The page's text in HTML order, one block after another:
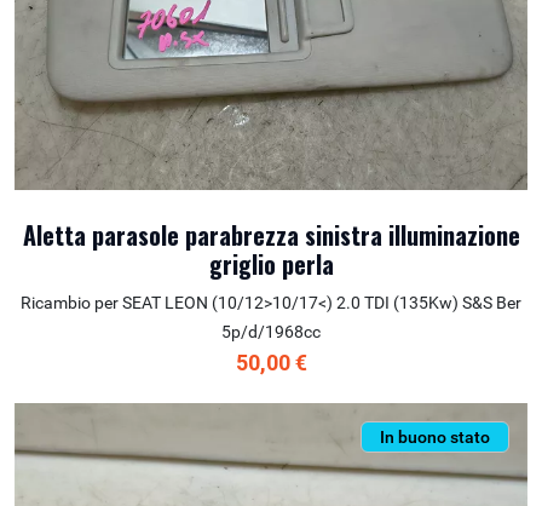
Aletta parasole parabrezza sinistra illuminazione
griglio perla
Ricambio per SEAT LEON (10/12>10/17<) 2.0 TDI (135Kw) S&S Ber
5p/d/1968cc
50,00 €
In buono stato